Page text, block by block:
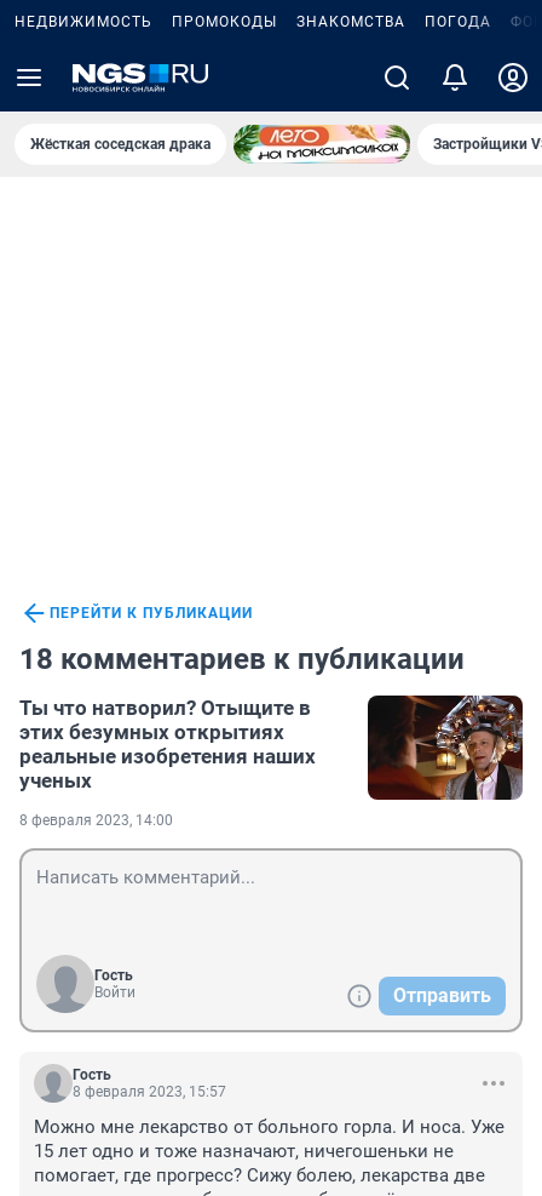
НЕДВИЖИМОСТЬ ПРОМОКОДЫ ЗНАКОМСТВА ПОГОДА
Жёсткая соседская драка Застройщики
ПЕРЕЙТИ К ПУБЛИКАЦИИ
18 комментариев к публикации
Ты что натворил? Отыщите в
этих безумных открытиях
реальные изобретения наших
ученых
8 февраля 2023, 14:00
Гость
Войти
Отправить
Гость
8 февраля 2023, 15:57
Можно мне лекарство от больного горла. И носа. Уже
15 лет одно и тоже назначают, ничегошеньки не
помогает, где прогресс? Сижу болею, лекарства две